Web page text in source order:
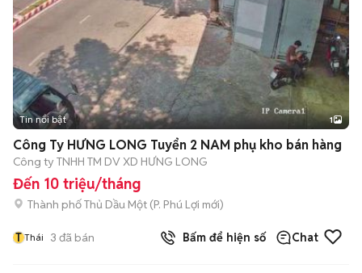
Tin nổi bật 1
Công Ty HƯNG LONG Tuyển 2 NAM phụ kho bán hàng
Công ty TNHH TM DV XD HƯNG LONG
Đến 10 triệu/tháng
Thành phố Thủ Dầu Một (P. Phú Lợi mới)
T Thái 3 đã bán Bấm để hiện số Chat